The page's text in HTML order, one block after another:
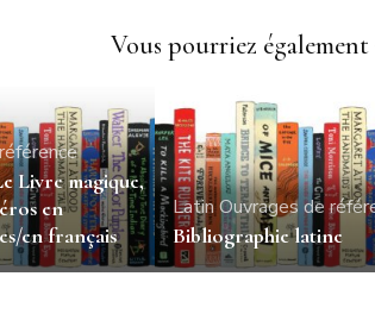
Vous pourriez également
Livre magique,
en
en français
Latin Ouvrages de
Bibliographie latine